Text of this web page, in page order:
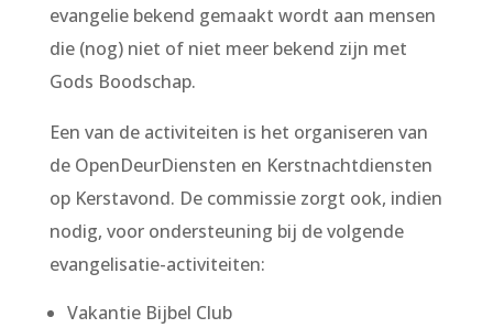
evangelie bekend gemaakt wordt aan mensen
die (nog) niet of niet meer bekend zijn met
Gods Boodschap.
Een van de activiteiten is het organiseren van
de OpenDeurDiensten en Kerstnachtdiensten
op Kerstavond. De commissie zorgt ook, indien
nodig, voor ondersteuning bij de volgende
evangelisatie-activiteiten:
Vakantie Bijbel Club